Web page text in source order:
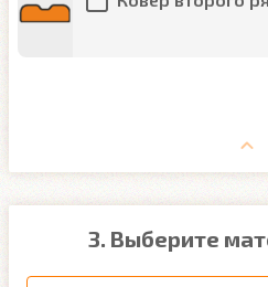
3. Выберите